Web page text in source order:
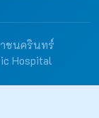
ชนครินทร์
Hospital